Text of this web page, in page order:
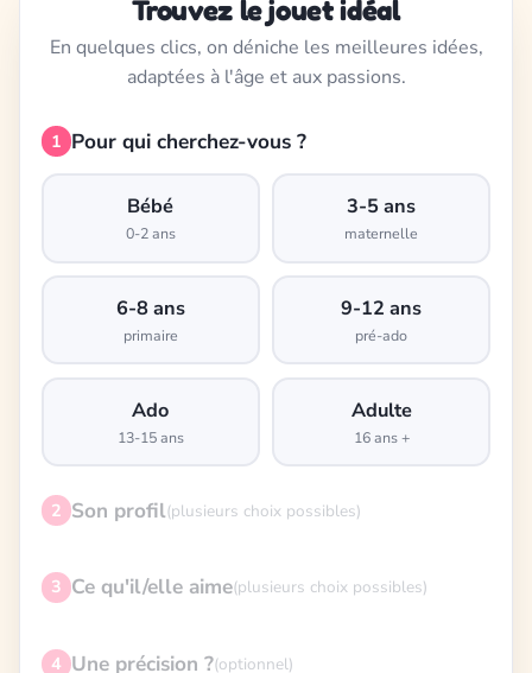
Trouvez le jouet idéal
En quelques clics, on déniche les meilleures idées,
adaptées à l'âge et aux passions.
1 Pour qui cherchez-vous ?
Bébé
0-2 ans
3-5 ans
maternelle
6-8 ans
primaire
9-12 ans
pré-ado
Ado
13-15 ans
Adulte
16 ans +
2 Son profil(plusieurs choix possibles)
3 Ce qu'il/elle aime(plusieurs choix possibles)
4 Une précision ?(optionnel)